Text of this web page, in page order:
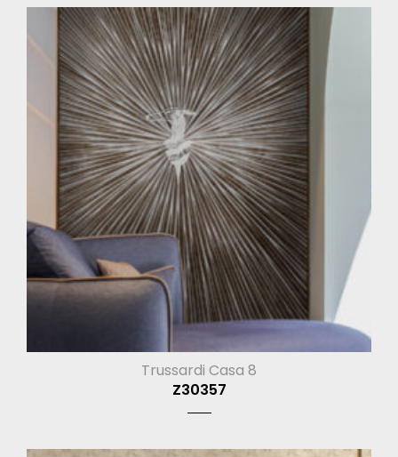
Trussardi Casa 8
Z30357